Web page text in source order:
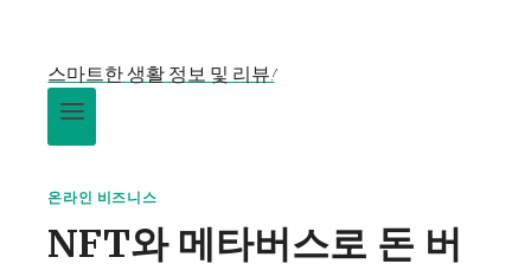
스마트한 생활 정보 및 리뷰!
온라인 비즈니스
NFT와 메타버스로 돈 버